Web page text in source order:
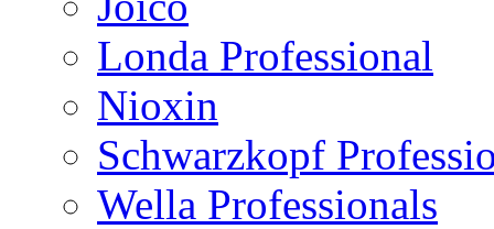
Londa Professional
Nioxin
Schwarzkopf
Wella Professionals